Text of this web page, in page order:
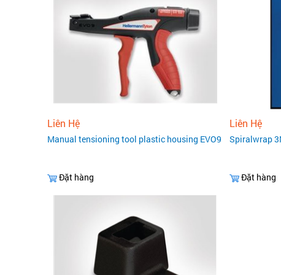
Liên Hệ
Manual tensioning tool plastic housing EVO9
Đặt hàng
Liên Hệ
Spiralwrap
Đặt hàng